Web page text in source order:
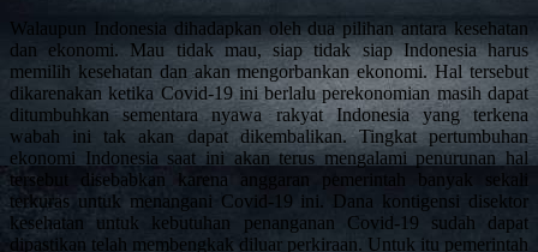
Walaupun Indonesia dihadapkan oleh dua pilihan antara kesehatan
dan ekonomi. Mau tidak mau, siap tidak siap Indonesia harus
memilih kesehatan dan akan mengorbankan ekonomi. Hal tersebut
dikarenakan ketika Covid-19 ini berlalu perekonomian masih dapat
ditumbuhkan sementara nyawa rakyat Indonesia yang terkena
wabah ini tak akan dapat dikembalikan. Tingkat pertumbuhan
ekonomi Indonesia saat ini akan terus mengalami penurunan hal
tersebut disebabkan karena anggaran pemerintah banyak sekali
terkuras untuk menangani Covid-19 ini. Dana kontigensi disektor
kesehatan untuk kebutuhan penanganan Covid-19 sudah dapat
dipastikan telah membengkak diluar perkiraan. Untuk itu pemerintah